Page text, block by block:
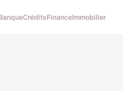
CréditsFinanceImmobilier